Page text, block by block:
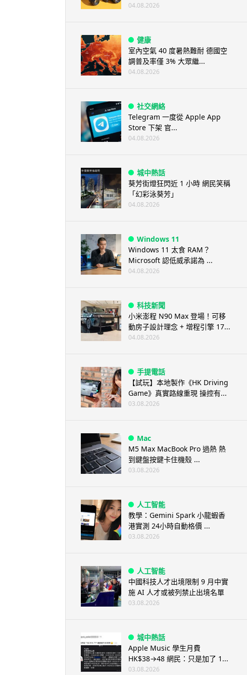
04.08.2026
健康
室內空氣 40 度暑熱難耐 德國空
調普及率僅 3% 大眾繼...
04.08.2026
社交網絡
Telegram 一度從 Apple App
Store 下架 官...
04.08.2026
城中熱話
葵芳街燈狂閃近 1 小時 網民笑稱
「幻彩泳葵芳」
04.08.2026
Windows 11
Windows 11 太食 RAM？
Microsoft 認低威承諾為 ...
04.08.2026
科技新聞
小米澎程 N90 Max 登場！可移
動房子設計理念 + 增程引擎 17...
04.08.2026
手提電話
【試玩】本地製作《HK Driving
Game》真實路線重現 操控有...
03.08.2026
Mac
M5 Max MacBook Pro 過熱 熱
到鍵盤按鍵卡住機殼 ...
03.08.2026
人工智能
教學：Gemini Spark 小龍蝦香
港實測 24小時自動格價 ...
03.08.2026
人工智能
中國科技人才出境限制 9 月中實
施 AI 人才或被列禁止出境名單
03.08.2026
城中熱話
Apple Music 學生月費
HK$38→48 網民：只是加了 1...
03.08.2026